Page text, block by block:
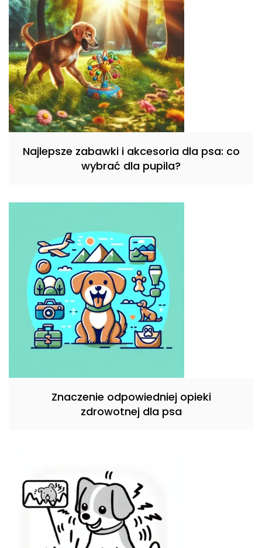
Najlepsze zabawki i akcesoria dla psa: co
wybrać dla pupila?
Znaczenie odpowiedniej opieki
zdrowotnej dla psa